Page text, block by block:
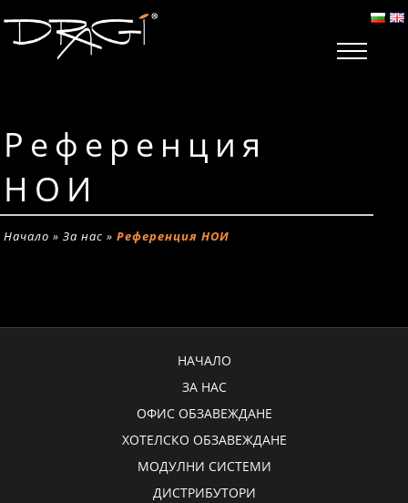
Референция
НОИ
Начало »За нас »Референция НОИ
НАЧАЛО
ЗА НАС
ОФИС ОБЗАВЕЖДАНЕ
ХОТЕЛСКО ОБЗАВЕЖДАНЕ
МОДУЛНИ СИСТЕМИ
ДИСТРИБУТОРИ